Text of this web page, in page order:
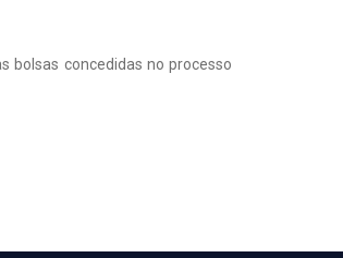
bolsas concedidas no processo